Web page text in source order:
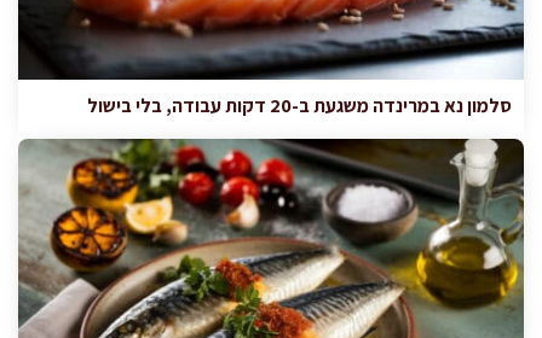
סלמון נא במרינדה משגעת ב-20 דקות עבודה, בלי בישול